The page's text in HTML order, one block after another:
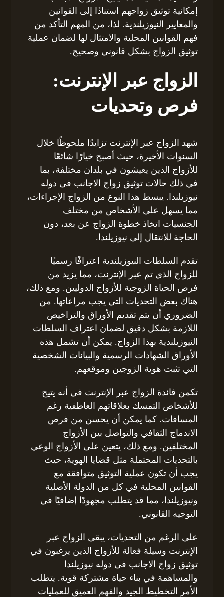
إمكانية توثيق زواجهم استنادًا إلى القوانين
والمعايير النيوزيلندية. لذا، من المهم التأكد من
فهم القوانين المحلية والامتثال لها لضمان عملية
توثيق الزواج بشكل قانوني وصحيح.
الزواج عبر الإنترنت:
فرص وتحديات
شهد الزواج عبر الإنترنت تزايدًا ملحوظًا خلال
السنوات الأخيرة، حيث أصبح خيارًا شائعًا
للأزواج الذين يعيشون في بلدان مختلفة، بما
في ذلك حالات توثيق زواج الاجانب فى دوله
نيوزيلندا. يبسط هذا النوع من الزواج الإجراءات،
مما يسهل على الأشخاص من مختلف
الجنسيات اتخاذ خطوة الزواج عن بعد، دون
الحاجة للانتقال إلى نيوزيلندا.
تقدم السلطات النيوزيلندية اعترافًا رسميًا
للزواج الذي تم عبر الإنترنت، مما يزيد من
فرص الحياة الزوجية للأزواج الدوليين. ومع ذلك،
هناك بعض التحديات التي يجب مراعاتها. من
الضروري أن يتم تقديم الأوراق والتراخيص
اللازمة بشكل دقيق لضمان اعتراف السلطات
النيوزيلندية بهذا الزواج. يمكن أن تشمل هذه
الأوراق الشهادات الرسمية والبيانات الشخصية
التي تثبت هوية الزوجين وموقعهم.
تكمن فائدة الزواج عبر الإنترنت في أنه يتيح
للأشخاص التمسك بعلاقاتهم العاطفية رغم
المسافات. كما يمكن أن يحسن من فرص
الاندماج الثقافي والتواصل بين الأزواج
المختلفين. ومع ذلك، يتعين على الأزواج الوعي
بالتحديات المحتملة مثل قضايا الهوية، حيث
يجب أن تكون عملية التوثيق متوافقة مع
القوانين المحلية في كل من الدولة الأصلية
ونيوزيلندا، مما قد يتطلب مجهودًا إضافيًا في
التوجيه القانوني.
على الرغم من التحديات، يبقى الزواج عبر
الإنترنت وسيلة فعالة للأزواج الذين يرغبون في
توثيق زواج الاجانب فى دوله نيوزيلندا
والمساهمة في بناء حياة مشتركة قوية. يتطلب
الأمر التخطيط الجيد والفهم العميق للعمليات